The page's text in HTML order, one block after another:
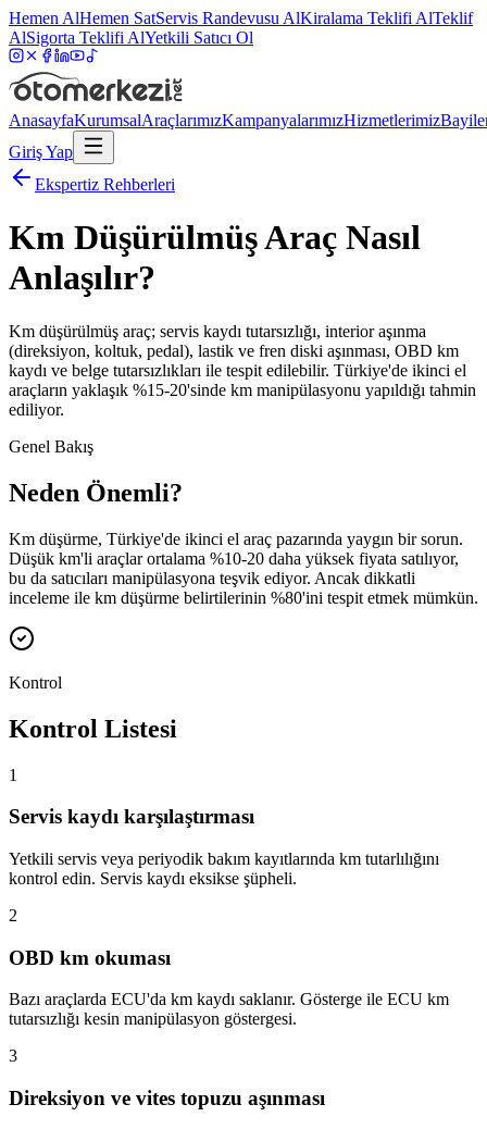
Hemen AlHemen SatServis Randevusu AlKiralama Teklifi AlTeklif
AlSigorta Teklifi AlYetkili Satıcı Ol
AnasayfaKurumsalAraçlarımızKampanyalarımızHizmetlerimiz
Giriş Yap
Ekspertiz Rehberleri
Km Düşürülmüş Araç Nasıl
Anlaşılır?
Km düşürülmüş araç; servis kaydı tutarsızlığı, interior aşınma
(direksiyon, koltuk, pedal), lastik ve fren diski aşınması, OBD km
kaydı ve belge tutarsızlıkları ile tespit edilebilir. Türkiye'de ikinci el
araçların yaklaşık %15-20'sinde km manipülasyonu yapıldığı tahmin
ediliyor.
Genel Bakış
Neden Önemli?
Km düşürme, Türkiye'de ikinci el araç pazarında yaygın bir sorun.
Düşük km'li araçlar ortalama %10-20 daha yüksek fiyata satılıyor,
bu da satıcıları manipülasyona teşvik ediyor. Ancak dikkatli
inceleme ile km düşürme belirtilerinin %80'ini tespit etmek mümkün.
Kontrol
Kontrol Listesi
1
Servis kaydı karşılaştırması
Yetkili servis veya periyodik bakım kayıtlarında km tutarlılığını
kontrol edin. Servis kaydı eksikse şüpheli.
2
OBD km okuması
Bazı araçlarda ECU'da km kaydı saklanır. Gösterge ile ECU km
tutarsızlığı kesin manipülasyon göstergesi.
3
Direksiyon ve vites topuzu aşınması